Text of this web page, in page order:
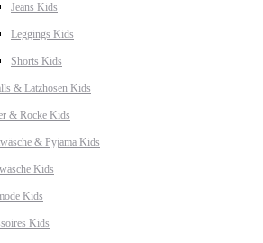
Jeans Kids
Leggings Kids
Shorts Kids
& Latzhosen Kids
& Röcke Kids
& Pyjama Kids
Kids
Kids
Kids